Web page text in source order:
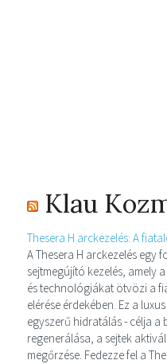
Klau
Thesera H arckezelés: A
A Thesera H arckezelés
sejtmegújító kezelés, amely
és technológiákat ötvözi a
elérése érdekében. Ez a
egyszerű hidratálás - célja a
regenerálása, a sejtek
megőrzése. Fedezze fel a